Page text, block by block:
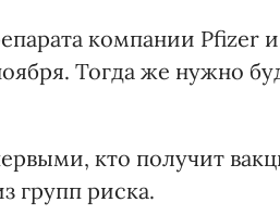
компании Pfizer
Тогда же нужно
кто получит
групп риска.